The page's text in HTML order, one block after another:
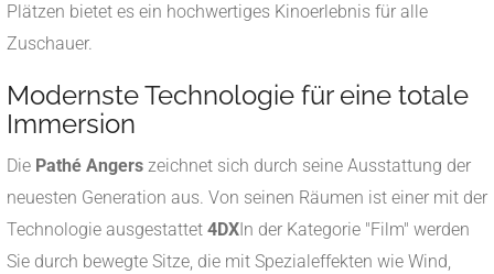
Plätzen bietet es ein hochwertiges Kinoerlebnis für alle
Zuschauer.
Modernste Technologie für eine totale
Immersion
Die Pathé Angers zeichnet sich durch seine Ausstattung der
neuesten Generation aus. Von seinen Räumen ist einer mit der
Technologie ausgestattet 4DXIn der Kategorie "Film" werden
Sie durch bewegte Sitze, die mit Spezialeffekten wie Wind,